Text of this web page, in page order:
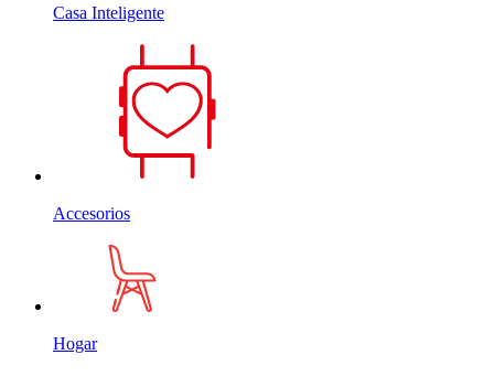
Casa Inteligente
Accesorios
Hogar